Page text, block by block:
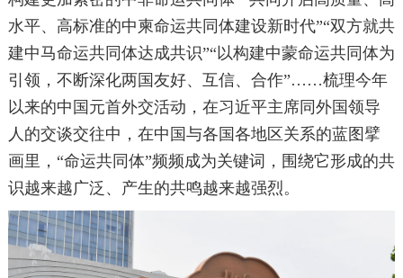
水平、高标准的中柬命运共同体建设新时代”“双方就共
建中马命运共同体达成共识”“以构建中蒙命运共同体为
引领，不断深化两国友好、互信、合作”……梳理今年
以来的中国元首外交活动，在习近平主席同外国领导
人的交谈交往中，在中国与各国各地区关系的蓝图擘
画里，“命运共同体”频频成为关键词，围绕它形成的共
识越来越广泛、产生的共鸣越来越强烈。